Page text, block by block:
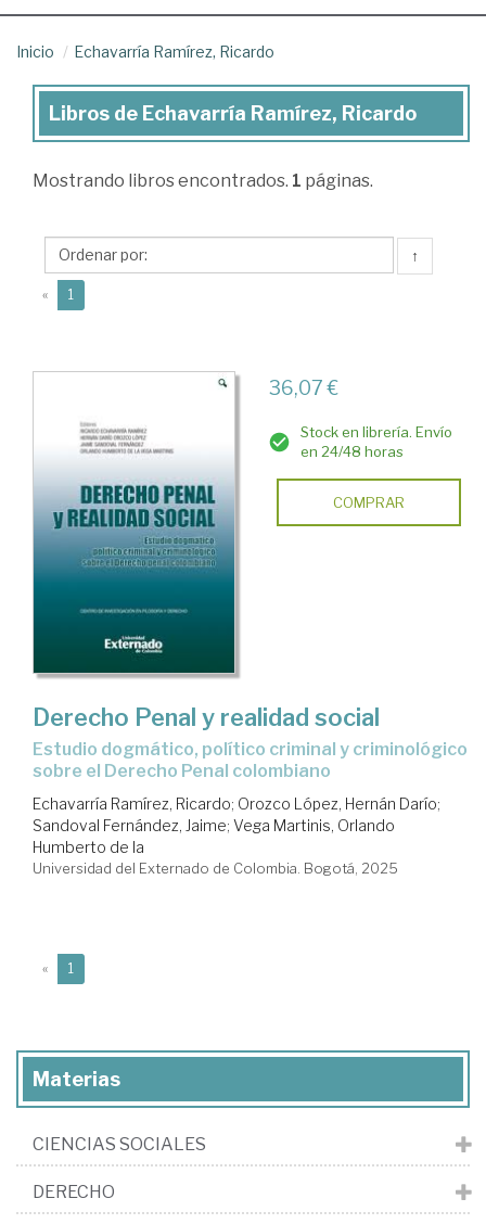
Inicio Echavarría Ramírez, Ricardo
Libros
Echavarría
Ricardo
Libros de Echavarría Ramírez, Ricardo
Mostrando libros encontrados. 1 páginas.
↑
« 1
36,07 €
Stock en librería. Envío
en 24/48 horas
COMPRAR
Derecho Penal y realidad social
Estudio dogmático, político criminal y criminológico
sobre el Derecho Penal colombiano
Echavarría Ramírez, Ricardo; Orozco López, Hernán Darío;
Sandoval Fernández, Jaime; Vega Martinis, Orlando
Humberto de la
Universidad del Externado de Colombia. Bogotá, 2025
« 1
Materias
CIENCIAS SOCIALES
DERECHO